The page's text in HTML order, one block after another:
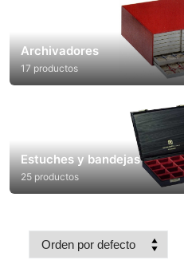
Archivadores
17 productos
Estuches y bandejas
25 productos